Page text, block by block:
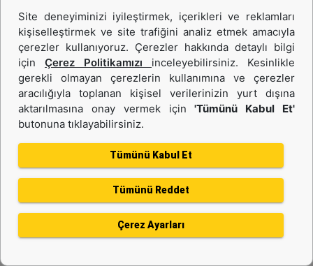
Detay Teklif Al
3512C HD
Site deneyiminizi iyileştirmek, içerikleri ve reklamları
kişiselleştirmek ve site trafiğini analiz etmek amacıyla
çerezler kullanıyoruz. Çerezler hakkında detaylı bilgi
için Çerez Politikamızı inceleyebilirsiniz. Kesinlikle
gerekli olmayan çerezlerin kullanımına ve çerezler
aracılığıyla toplanan kişisel verilerinizin yurt dışına
aktarılmasına onay vermek için'Tümünü Kabul Et'
butonuna tıklayabilirsiniz.
Tümünü Kabul Et
Tümünü Reddet
Çerez Ayarları